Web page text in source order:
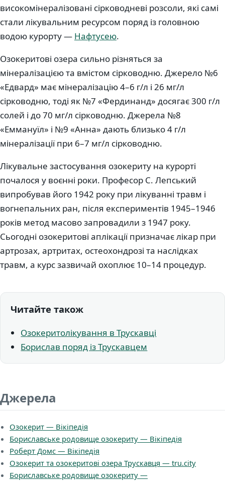
високомінералізовані сірководневі розсоли, які самі
стали лікувальним ресурсом поряд із головною
водою курорту — Нафтусею.
Озокеритові озера сильно різняться за
мінералізацією та вмістом сірководню. Джерело №6
«Едвард» має мінералізацію 4–6 г/л і 26 мг/л
сірководню, тоді як №7 «Фердинанд» досягає 300 г/л
солей і до 70 мг/л сірководню. Джерела №8
«Еммануїл» і №9 «Анна» дають близько 4 г/л
мінералізації при 6–7 мг/л сірководню.
Лікувальне застосування озокериту на курорті
почалося у воєнні роки. Професор С. Лепський
випробував його 1942 року при лікуванні травм і
вогнепальних ран, після експериментів 1945–1946
років метод масово запровадили з 1947 року.
Сьогодні озокеритові аплікації призначає лікар при
артрозах, артритах, остеохондрозі та наслідках
травм, а курс зазвичай охоплює 10–14 процедур.
Читайте також
Озокеритолікування в Трускавці
Борислав поряд із Трускавцем
Джерела
Озокерит — Вікіпедія
Бориславське родовище озокериту — Вікіпедія
Роберт Домс — Вікіпедія
Озокерит та озокеритові озера Трускавця — tru.city
Бориславське родовище озокериту —